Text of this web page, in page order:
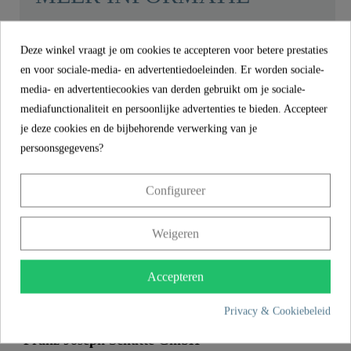
Product images
Cartridge, Ø 40 mm, zonder zitting -
€ 14,99
incl. BTW
Referentie 01022
Gewicht 0,0 kg
Franz Joseph Schütte GmbH
Deze winkel vraagt je om cookies te accepteren voor betere prestaties
en voor sociale-media- en advertentiedoeleinden. Er worden sociale-
media- en advertentiecookies van derden gebruikt om je sociale-
mediafunctionaliteit en persoonlijke advertenties te bieden. Accepteer
je deze cookies en de bijbehorende verwerking van je
persoonsgegevens?
Configureer
Weigeren
Accepteren
Privacy & Cookiebeleid